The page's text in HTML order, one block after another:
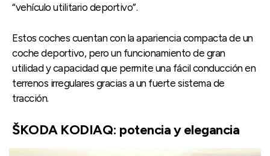
“vehículo utilitario deportivo”.
Estos coches cuentan con la apariencia compacta de un
coche deportivo, pero un funcionamiento de gran
utilidad y capacidad que permite una fácil conducción en
terrenos irregulares gracias a un fuerte sistema de
tracción.
ŠKODA KODIAQ: potencia y elegancia